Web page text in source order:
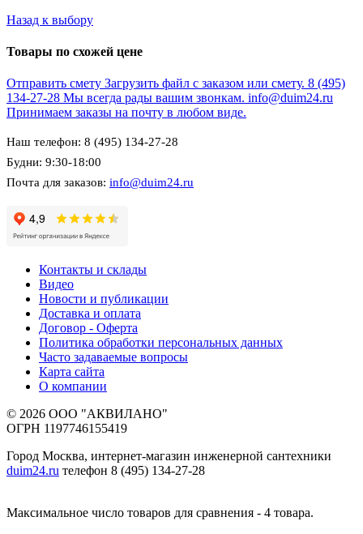
Назад к выбору
Товары по схожей цене
Отправить смету Загрузить файл с заказом или смету. 8 (495)
134-27-28 Мы всегда рады вашим звонкам. info@duim24.ru
Принимаем заказы на почту в любом виде.
Наш телефон: 8 (495) 134-27-28
Будни: 9:30-18:00
Почта для заказов: info@duim24.ru
Контакты и склады
Видео
Новости и публикации
Доставка и оплата
Договор - Оферта
Политика обработки персональных данных
Часто задаваемые вопросы
Карта сайта
О компании
© 2026 ООО "АКВИЛАНО"
ОГРН 1197746155419
Город Москва, интернет-магазин инженерной сантехники
duim24.ru телефон 8 (495) 134-27-28
Максимальное число товаров для сравнения - 4 товара.